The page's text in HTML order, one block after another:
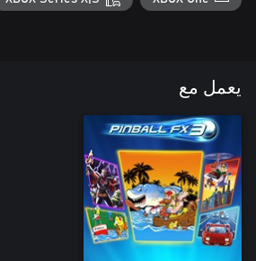
يعمل مع